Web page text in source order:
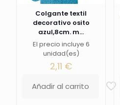
Colgante textil
decorativo osito
azul,8cm. m...
El precio incluye 6
unidad(es)
2,11 €
Añadir al carrito